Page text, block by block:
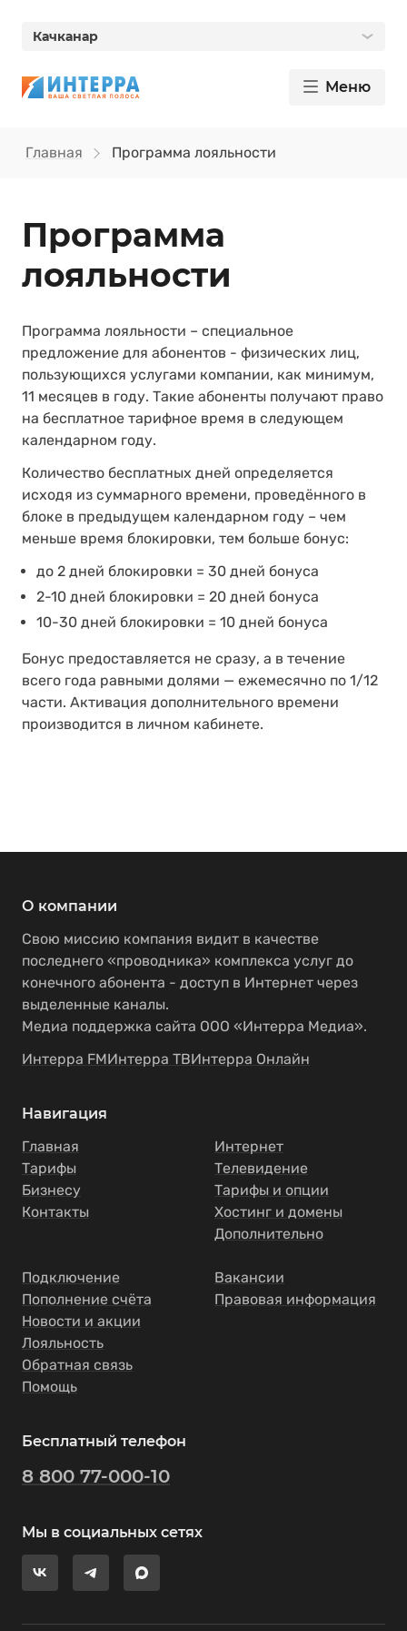
Качканар
Меню
Главная Программа лояльности
Программа
лояльности
Программа лояльности – специальное
предложение для абонентов - физических лиц,
пользующихся услугами компании, как минимум,
11 месяцев в году. Такие абоненты получают право
на бесплатное тарифное время в следующем
календарном году.
Количество бесплатных дней определяется
исходя из суммарного времени, проведённого в
блоке в предыдущем календарном году – чем
меньше время блокировки, тем больше бонус:
до 2 дней блокировки = 30 дней бонуса
2-10 дней блокировки = 20 дней бонуса
10-30 дней блокировки = 10 дней бонуса
Бонус предоставляется не сразу, а в течение
всего года равными долями — ежемесячно по 1/12
части. Активация дополнительного времени
производится в личном кабинете.
О компании
Свою миссию компания видит в качестве
последнего «проводника» комплекса услуг до
конечного абонента - доступ в Интернет через
выделенные каналы.
Медиа поддержка сайта ООО «Интерра Медиа».
Интерра FMИнтерра ТВИнтерра Онлайн
Навигация
Главная
Тарифы
Бизнесу
Контакты
Интернет
Телевидение
Тарифы и опции
Хостинг и домены
Дополнительно
Подключение
Пополнение счёта
Новости и акции
Лояльность
Обратная связь
Помощь
Вакансии
Правовая информация
Бесплатный телефон
8 800 77-000-10
Мы в социальных сетях